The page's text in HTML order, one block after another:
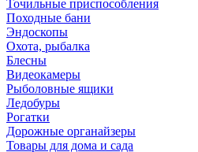
Точильные приспособления
Походные бани
Эндоскопы
Охота, рыбалка
Блесны
Видеокамеры
Рыболовные ящики
Ледобуры
Рогатки
Дорожные органайзеры
Товары для дома и сада